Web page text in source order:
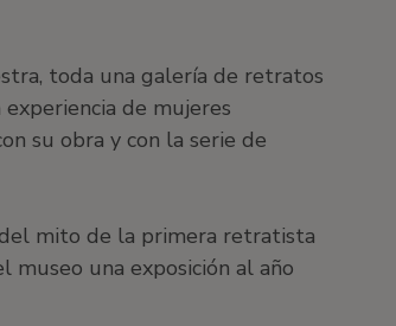
toda una galería de retratos
de mujeres
su obra y con la serie de
mito de la primera retratista
una exposición al año